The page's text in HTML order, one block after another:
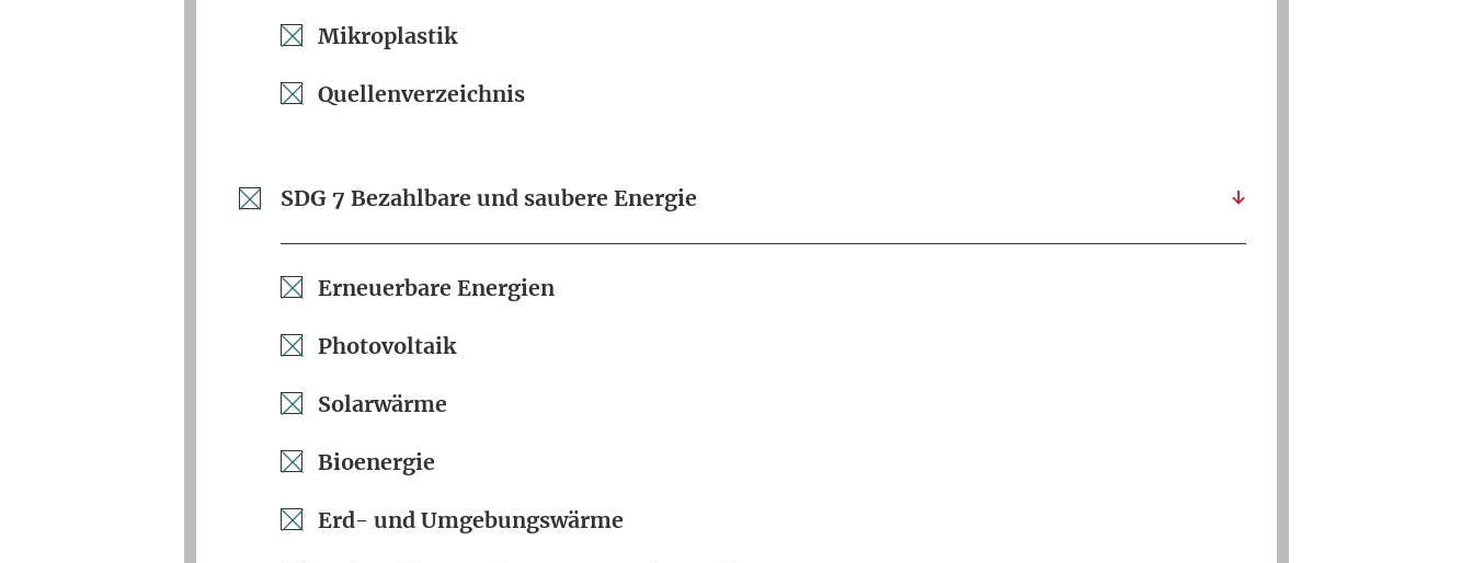
Mikroplastik
Quellenverzeichnis
SDG 7 Bezahlbare und saubere Energie
Erneuerbare Energien
Photovoltaik
Solarwärme
Bioenergie
Erd- und Umgebungswärme